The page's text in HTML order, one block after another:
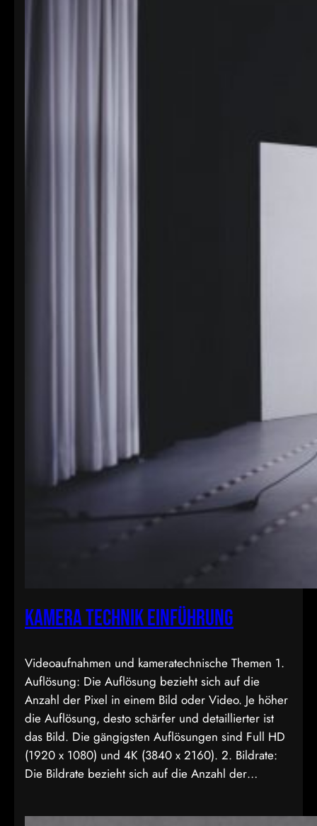
Kamera Technik Einführung
Videoaufnahmen und kameratechnische Themen 1.
Auflösung: Die Auflösung bezieht sich auf die
Anzahl der Pixel in einem Bild oder Video. Je höher
die Auflösung, desto schärfer und detaillierter ist
das Bild. Die gängigsten Auflösungen sind Full HD
(1920 x 1080) und 4K (3840 x 2160). 2. Bildrate:
Die Bildrate bezieht sich auf die Anzahl der…